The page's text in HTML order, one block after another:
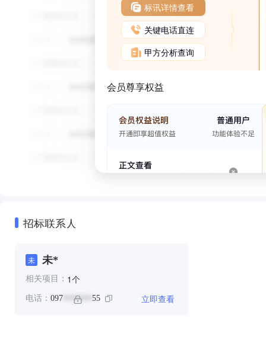
标讯详情查看
关键电话直连
甲方分析查询
会员尊享权益
招标联系人
未 未*
相关项目： 1个
电话： 097 ******* 55 立即查看